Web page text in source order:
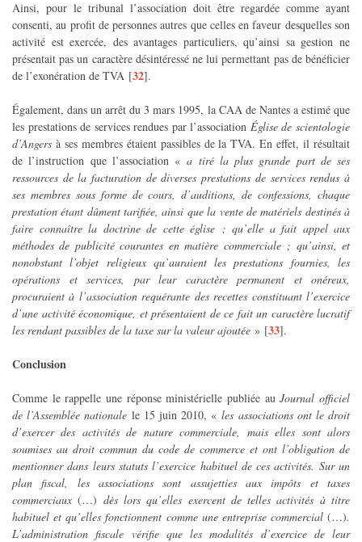
Ainsi, pour le tribunal l’association doit être regardée comme ayant
consenti, au profit de personnes autres que celles en faveur desquelles son
activité est exercée, des avantages particuliers, qu’ainsi sa gestion ne
présentait pas un caractère désintéressé ne lui permettant pas de bénéficier
de l’exonération de TVA [32].
Également, dans un arrêt du 3 mars 1995, la CAA de Nantes a estimé que
les prestations de services rendues par l’association Église de scientologie
d’Angers à ses membres étaient passibles de la TVA. En effet, il résultait
de l’instruction que l’association «a tiré la plus grande part de ses
ressources de la facturation de diverses prestations de services rendus à
ses membres sous forme de cours, d’auditions, de confessions, chaque
prestation étant dûment tarifiée, ainsi que la vente de matériels destinés à
faire connaître la doctrine de cette église ; qu’elle a fait appel aux
méthodes de publicité courantes en matière commerciale ; qu’ainsi, et
nonobstant l’objet religieux qu’auraient les prestations fournies, les
opérations et services, par leur caractère permanent et onéreux,
procuraient à l’association requérante des recettes constituant l’exercice
d’une activité économique, et présentaient de ce fait un caractère lucratif
les rendant passibles de la taxe sur la valeur ajoutée » [33].
Conclusion
Comme le rappelle une réponse ministérielle publiée auJournal officiel
de l’Assemblée nationale le 15 juin 2010, «les associations ont le droit
d’exercer des activités de nature commerciale, mais elles sont alors
soumises au droit commun du code de commerce et ont l’obligation de
mentionner dans leurs statuts l’exercice habituel de ces activités. Sur un
plan fiscal, les associations sont assujetties aux impôts et taxes
commerciaux (…) dès lors qu’elles exercent de telles activités à titre
habituel et qu’elles fonctionnent comme une entreprise commercial(…).
L’administration fiscale vérifie que les modalités d’exercice de leur